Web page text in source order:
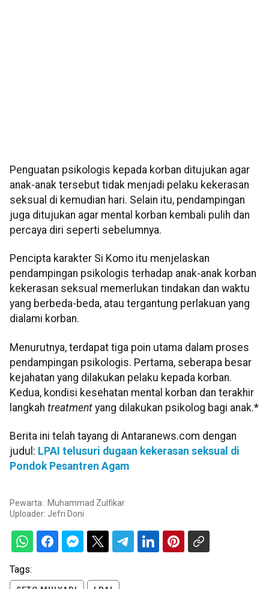
Penguatan psikologis kepada korban ditujukan agar
anak-anak tersebut tidak menjadi pelaku kekerasan
seksual di kemudian hari. Selain itu, pendampingan
juga ditujukan agar mental korban kembali pulih dan
percaya diri seperti sebelumnya.
Pencipta karakter Si Komo itu menjelaskan
pendampingan psikologis terhadap anak-anak korban
kekerasan seksual memerlukan tindakan dan waktu
yang berbeda-beda, atau tergantung perlakuan yang
dialami korban.
Menurutnya, terdapat tiga poin utama dalam proses
pendampingan psikologis. Pertama, seberapa besar
kejahatan yang dilakukan pelaku kepada korban.
Kedua, kondisi kesehatan mental korban dan terakhir
langkah treatment yang dilakukan psikolog bagi anak.*
Berita ini telah tayang di Antaranews.com dengan
judul: LPAI telusuri dugaan kekerasan seksual di
Pondok Pesantren Agam
Pewarta : Muhammad Zulfikar
Uploader: Jefri Doni
Tags: